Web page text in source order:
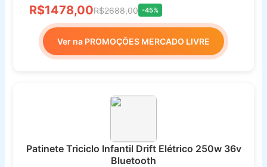
R$1478,00R$2688,00 -45%
Ver na PROMOÇÕES MERCADO LIVRE
Patinete Triciclo Infantil Drift Elétrico 250w 36v
Bluetooth